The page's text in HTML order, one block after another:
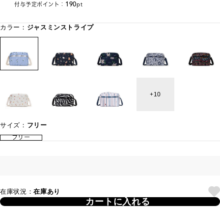
付与予定ポイント： 190pt
カラー： ジャスミンストライプ
10
サイズ： フリー
フリー
在庫状況：在庫あり
カートに入れる